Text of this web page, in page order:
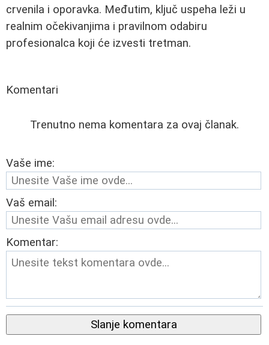
crvenila i oporavka. Međutim, ključ uspeha leži u
realnim očekivanjima i pravilnom odabiru
profesionalca koji će izvesti tretman.
Komentari
Trenutno nema komentara za ovaj članak.
Vaše ime:
Vaš email:
Komentar:
Slanje komentara